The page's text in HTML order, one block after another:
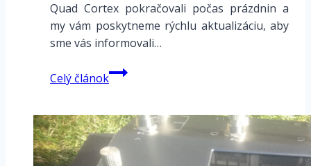
Quad Cortex pokračovali počas prázdnin a
my vám poskytneme rýchlu aktualizáciu, aby
sme vás informovali…
Celý článokNeural
DSP
Cortex
–
decembrový